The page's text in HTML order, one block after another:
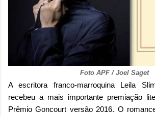
Foto APF / Joel Saget
A escritora franco-marroquina Leila
recebeu a mais importante premiação
Prêmio Goncourt versão 2016. O